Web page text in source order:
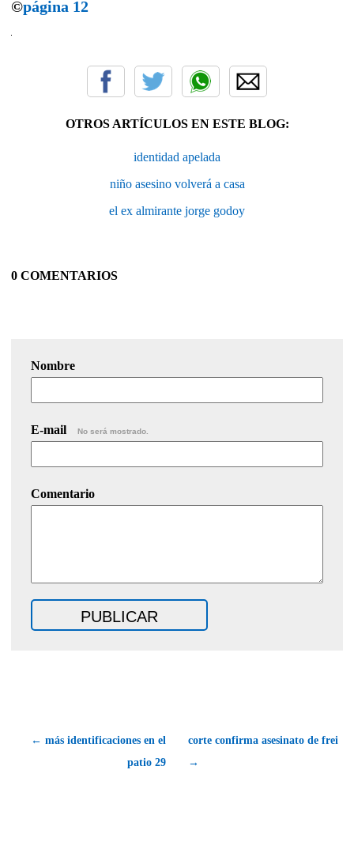
©página 12
OTROS ARTÍCULOS EN ESTE BLOG:
identidad apelada
niño asesino volverá a casa
el ex almirante jorge godoy
0 COMENTARIOS
Nombre
E-mail No será mostrado.
Comentario
← más identificaciones en el
patio 29
corte confirma asesinato de frei
→